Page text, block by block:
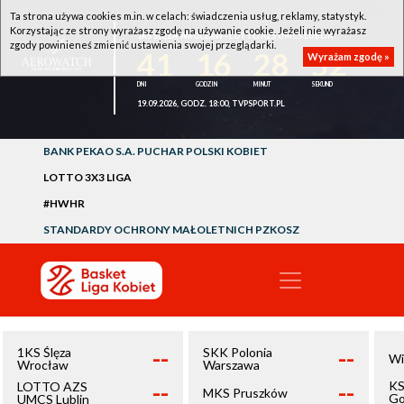
1KS ŚLĘZA WROCŁAW - LOTTO AZS UMCS LUBLIN
52
19.09.2026, GODZ. 18:00, TVPSPORT.PL
BANK PEKAO S.A. PUCHAR POLSKI KOBIET
LOTTO 3X3 LIGA
#HWHR
STANDARDY OCHRONY MAŁOLETNICH PZKOSZ
1KS Ślęza
Wrocław
--
LOTTO AZS
UMCS Lublin
--
SKK Polonia
Warszawa
--
MKS Pruszków --
Ta strona używa cookies m.in. w celach: świadczenia usług, reklamy, statystyk.
Korzystając ze strony wyrażasz zgodę na używanie cookie. Jeżeli nie wyrażasz
zgody powinieneś zmienić ustawienia swojej przeglądarki.
Wyrażam zgodę »